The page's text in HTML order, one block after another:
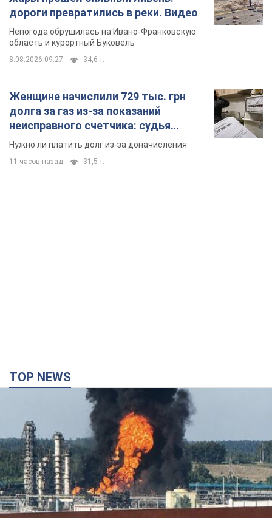
дороги превратились в реки. Видео
Непогода обрушилась на Ивано-Франковскую
область и курортный Буковель
8.08.2026 09:27 34,6 т.
Женщине начислили 729 тыс. грн
долга за газ из-за показаний
неисправного счетчика: судья
вынес неожиданное решение
Нужно ли платить долг из-за доначисления
11 часов назад 31,5 т.
TOP NEWS